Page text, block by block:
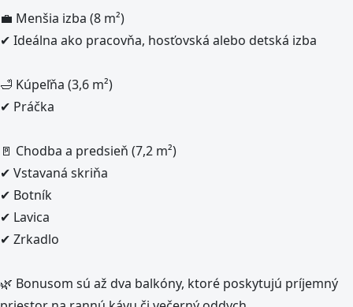
💼 Menšia izba (8 m²)
✔ Ideálna ako pracovňa, hosťovská alebo detská izba
🛁 Kúpeľňa (3,6 m²)
✔ Práčka
🚪 Chodba a predsieň (7,2 m²)
✔ Vstavaná skriňa
✔ Botník
✔ Lavica
✔ Zrkadlo
🌿 Bonusom sú až dva balkóny, ktoré poskytujú príjemný